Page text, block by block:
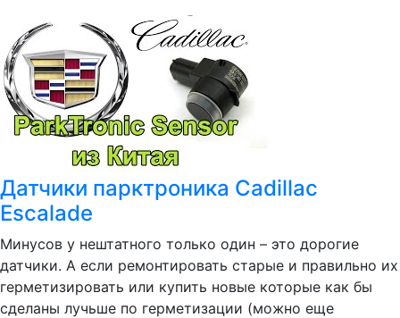
Датчики парктроника Cadillac
Escalade
Минусов у нештатного только один – это дорогие
датчики. А если ремонтировать старые и правильно их
герметизировать или купить новые которые как бы
сделаны лучьше по герметизации (можно еще